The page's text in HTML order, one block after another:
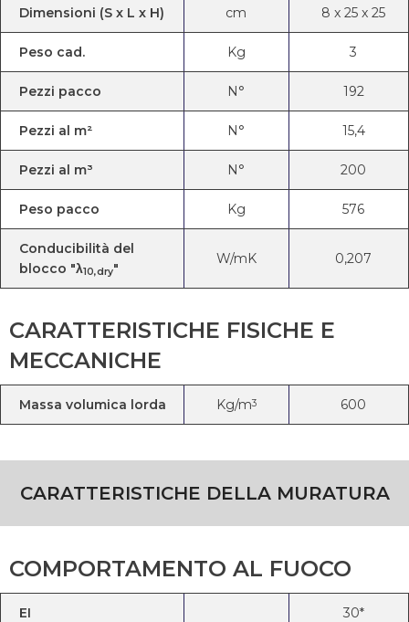
Dimensioni (S x L x H) cm 8 x 25 x 25
Peso cad. Kg 3
Pezzi pacco N° 192
Pezzi al m² N° 15,4
Pezzi al m³ N° 200
Peso pacco Kg 576
Conducibilità del
blocco "λ10,dry"
W/mK 0,207
CARATTERISTICHE FISICHE E
MECCANICHE
Massa volumica lorda Kg/m3 600
CARATTERISTICHE DELLA MURATURA
COMPORTAMENTO AL FUOCO
EI 30*